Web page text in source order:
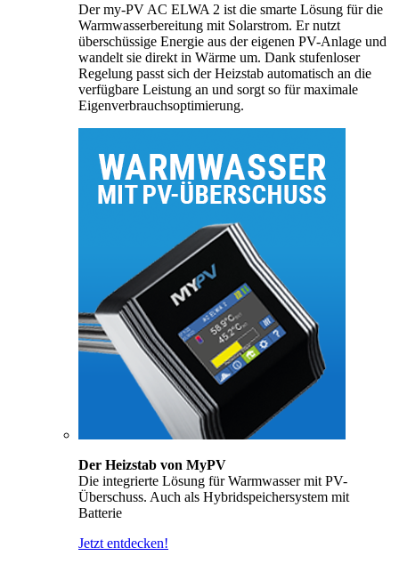
Der my-PV AC ELWA 2 ist die smarte Lösung für die
Warmwasserbereitung mit Solarstrom. Er nutzt
überschüssige Energie aus der eigenen PV-Anlage und
wandelt sie direkt in Wärme um. Dank stufenloser
Regelung passt sich der Heizstab automatisch an die
verfügbare Leistung an und sorgt so für maximale
Eigenverbrauchsoptimierung.
Der Heizstab von MyPV
Die integrierte Lösung für Warmwasser mit PV-
Überschuss. Auch als Hybridspeichersystem mit
Batterie
Jetzt entdecken!